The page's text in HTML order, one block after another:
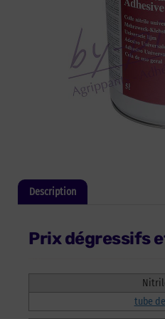
Description
Prix dégressifs
tube